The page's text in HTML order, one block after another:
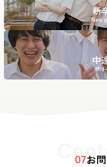
新
New
中
07お